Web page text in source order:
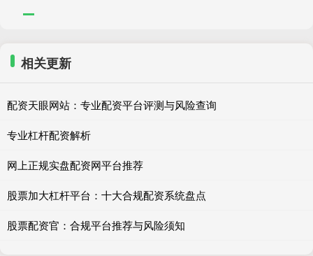
相关更新
配资天眼网站：专业配资平台评测与风险查询
专业杠杆配资解析
网上正规实盘配资网平台推荐
股票加大杠杆平台：十大合规配资系统盘点
股票配资官：合规平台推荐与风险须知